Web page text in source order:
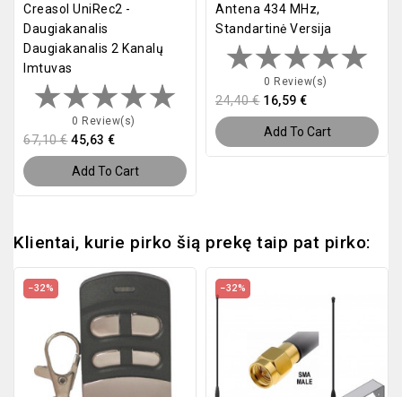
Creasol UniRec2 -
Daugiakanalis
Daugiakanalis 2 Kanalų
Imtuvas
0 Review(s)
67,10 € 45,63 €
Add To Cart
Antena 434 MHz,
Standartinė Versija
0 Review(s)
24,40 € 16,59 €
Add To Cart
Klientai, kurie pirko šią prekę taip pat pirko:
−32% −32%